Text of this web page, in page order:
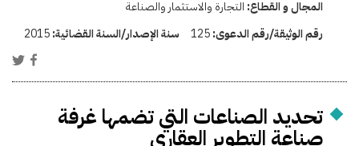
المجال و القطاع: التجارة والاستثمار والصناعة
رقم الوثيقة/رقم الدعوى:125 سنة الإصدار/السنة القضائية:2015
تحديد الصناعات التي تضمها غرفة
صناعة التطوير العقاري